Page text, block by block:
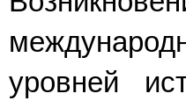
уровней